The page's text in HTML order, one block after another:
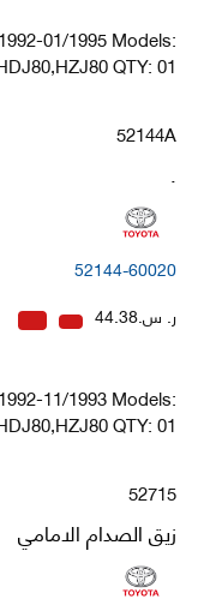
01/1995 Models:
QTY: 01
52144A
.
52144-60020
ر. س.44.38
11/1993 Models:
QTY: 01
52715
زيق الصدام الامامي